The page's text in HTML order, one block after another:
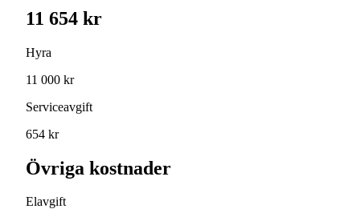
11 654 kr
Hyra
11 000 kr
Serviceavgift
654 kr
Övriga kostnader
Elavgift